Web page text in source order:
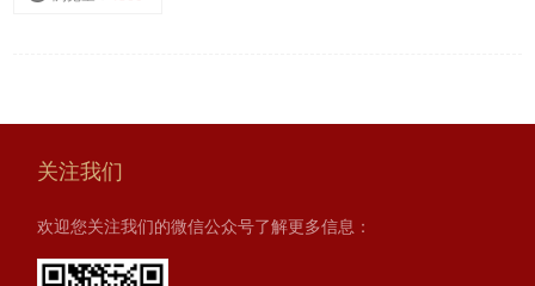
关注我们
欢迎您关注我们的微信公众号了解更多信息：